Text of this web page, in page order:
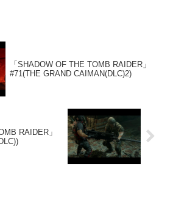
「SHADOW OF THE TOMB RAIDER」
#71(THE GRAND CAIMAN(DLC)2)
RAIDER」